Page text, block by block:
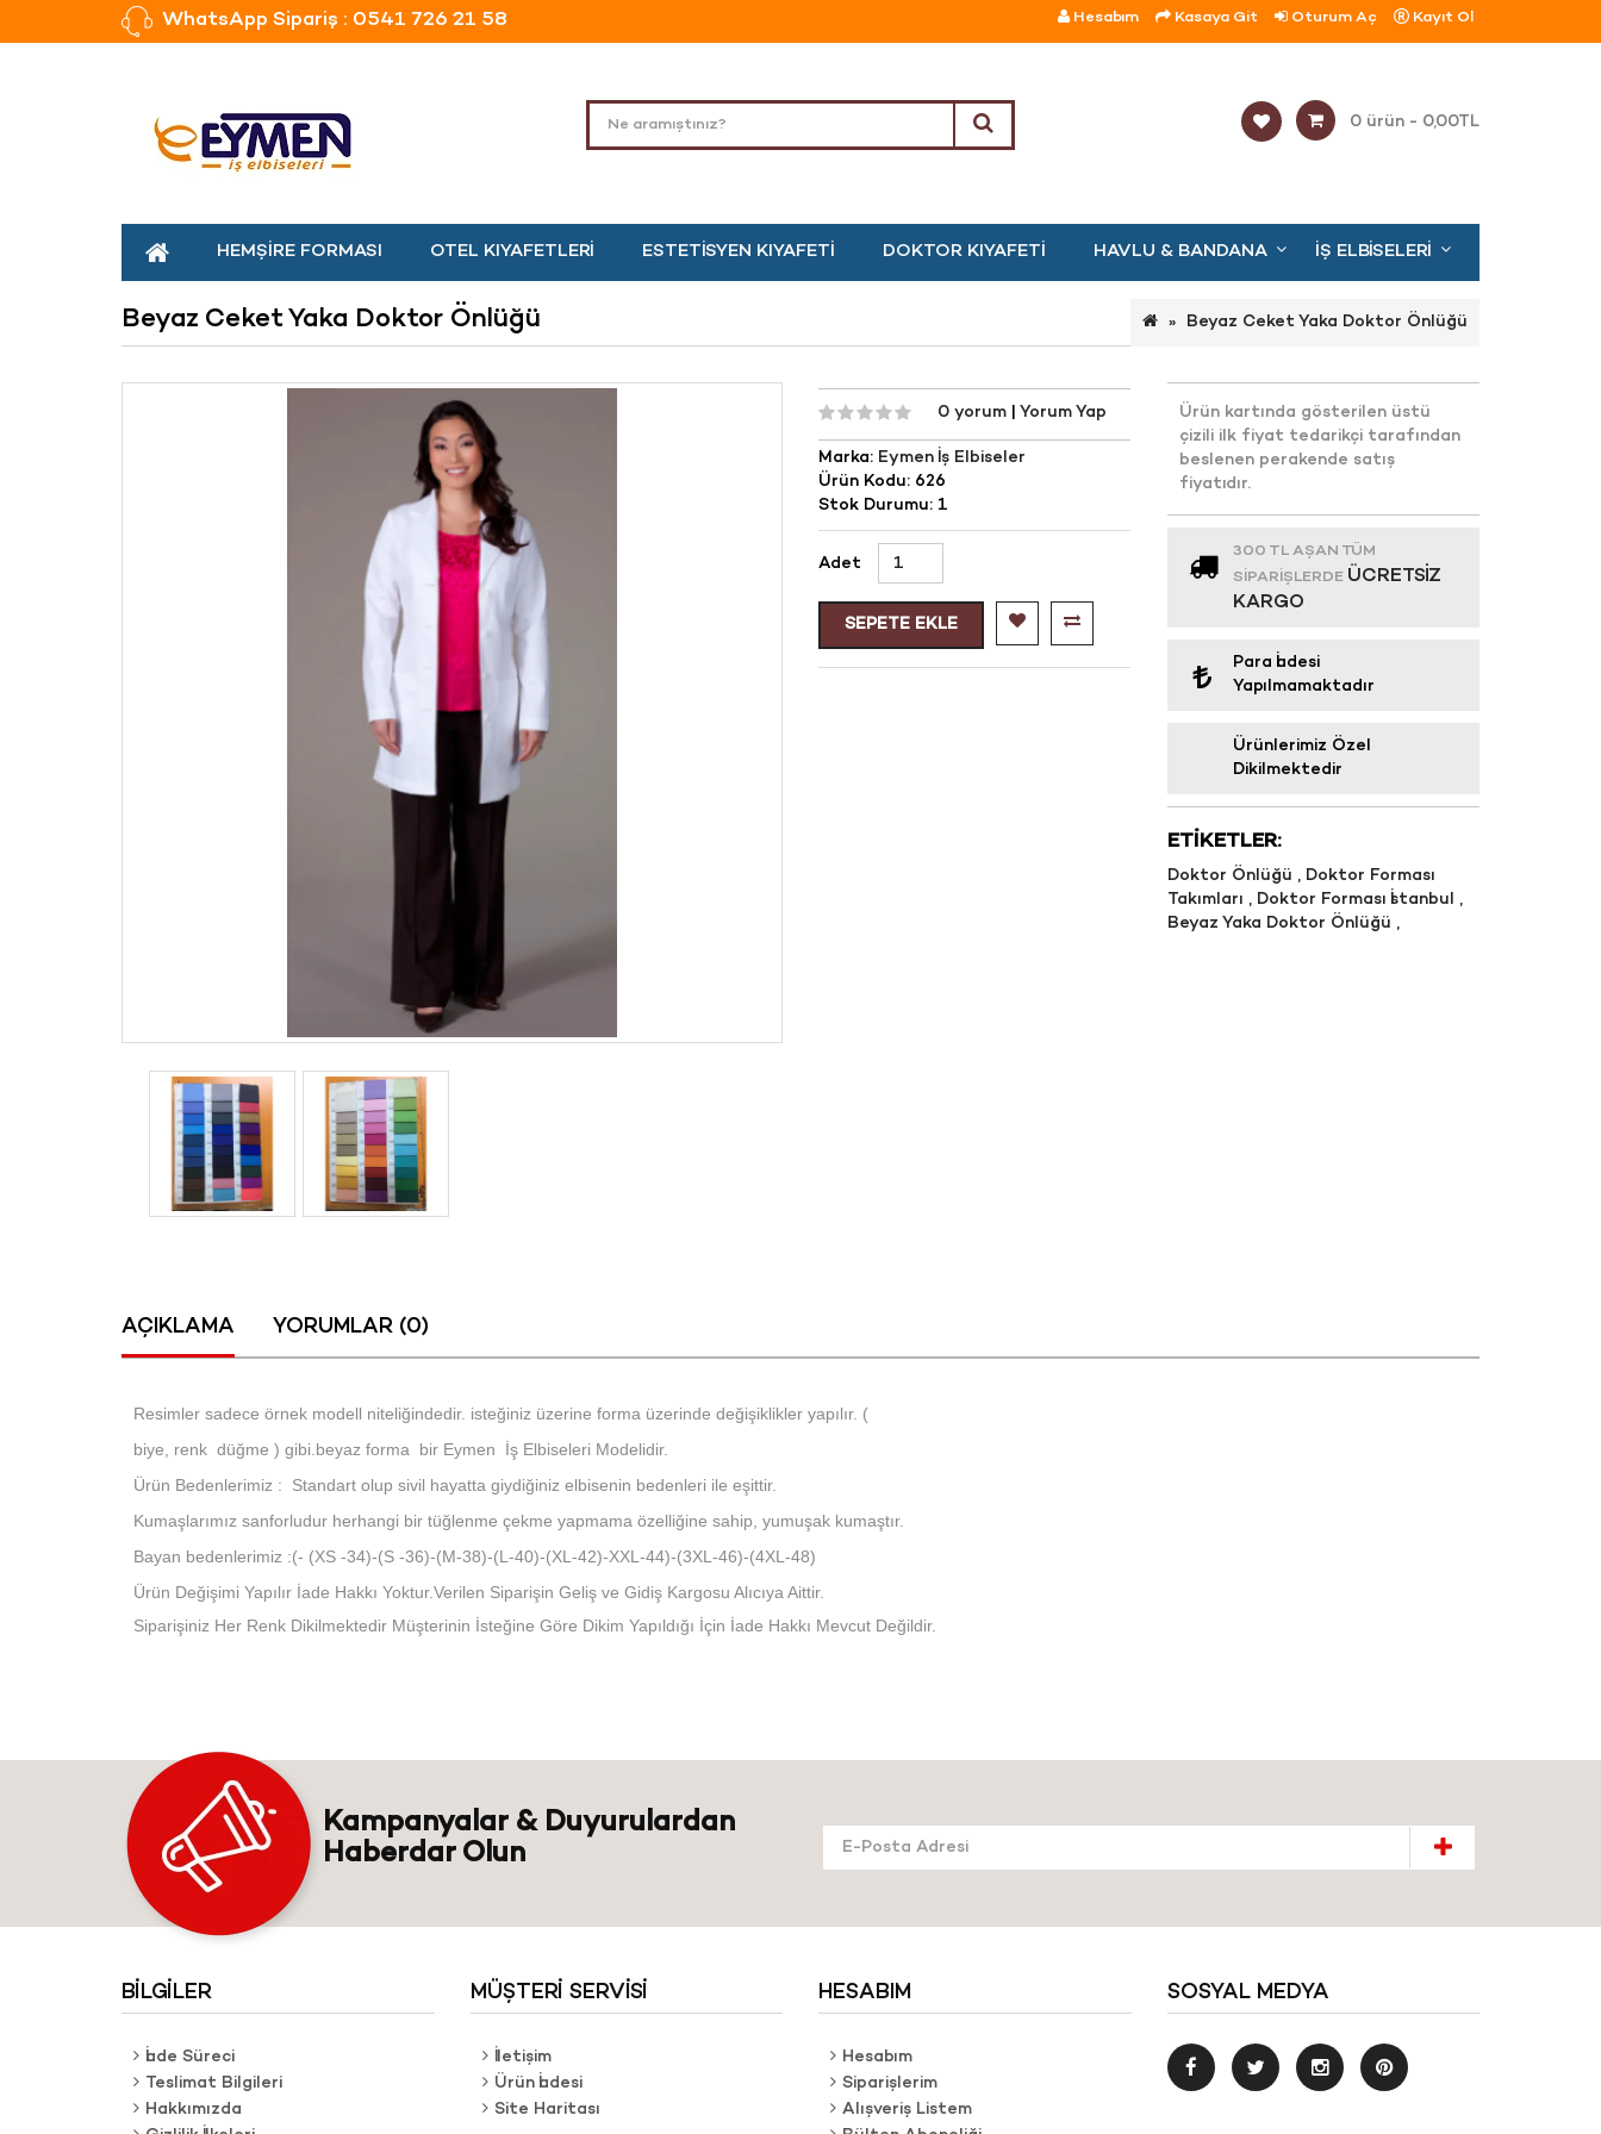
WhatsApp Sipariş : 0541 726 21 58 Hesabım Kasaya Git Oturum Aç Kayıt Ol
0 ürün - 0,00TL
HEMŞIRE FORMASI OTEL KIYAFETLERI ESTETISYEN KIYAFETI DOKTOR KIYAFETI HAVLU & BANDANA İŞ ELBISELERI
Beyaz Ceket Yaka Doktor Önlüğü Beyaz Ceket Yaka Doktor Önlüğü
0 yorum | Yorum Yap
Marka: Eymen İş Elbiseler
Ürün Kodu: 626
Stok Durumu: 1
Adet
SEPETE EKLE
Ürün kartında gösterilen üstü
çizili ilk fiyat tedarikçi tarafından
beslenen perakende satış
fiyatıdır.
300 TL AŞAN TÜM
SIPARIŞLERDE ÜCRETSIZ
KARGO
Para İadesi
Yapılmamaktadır
Ürünlerimiz Özel
Dikilmektedir
ETIKETLER:
Doktor Önlüğü , Doktor Forması
Takımları , Doktor Forması İstanbul ,
Beyaz Yaka Doktor Önlüğü ,
AÇIKLAMA YORUMLAR (0)
Resimler sadece örnek modell niteliğindedir. isteğiniz üzerine forma üzerinde değişiklikler yapılır. (
biye, renk düğme ) gibi.beyaz forma bir Eymen İş Elbiseleri Modelidir.
Ürün Bedenlerimiz : Standart olup sivil hayatta giydiğiniz elbisenin bedenleri ile eşittir.
Kumaşlarımız sanforludur herhangi bir tüğlenme çekme yapmama özelliğine sahip, yumuşak kumaştır.
Bayan bedenlerimiz :(- (XS -34)-(S -36)-(M-38)-(L-40)-(XL-42)-XXL-44)-(3XL-46)-(4XL-48)
Ürün Değişimi Yapılır İade Hakkı Yoktur.Verilen Siparişin Geliş ve Gidiş Kargosu Alıcıya Aittir.
Siparişiniz Her Renk Dikilmektedir Müşterinin İsteğine Göre Dikim Yapıldığı İçin İade Hakkı Mevcut Değildir.
Kampanyalar & Duyurulardan
Haberdar Olun
BILGILER
İade Süreci
Teslimat Bilgileri
Hakkımızda
MÜŞTERI SERVISI
İletişim
Ürün İadesi
Site Haritası
HESABIM
Hesabım
Siparişlerim
Alışveriş Listem
SOSYAL MEDYA